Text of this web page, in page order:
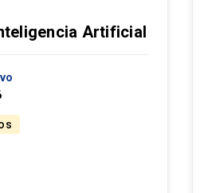
Artificial